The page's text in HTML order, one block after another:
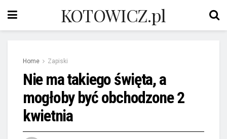
KOTOWICZ.pl
Home Zapiski
Nie ma takiego święta, a
mogłoby być obchodzone 2
kwietnia